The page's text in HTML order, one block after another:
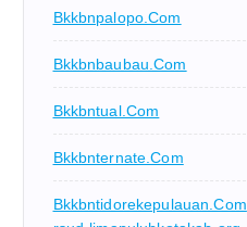
Bkkbnpalopo.com
Bkkbnbaubau.com
Bkkbntual.com
Bkkbnternate.com
Bkkbntidorekepulauan.com